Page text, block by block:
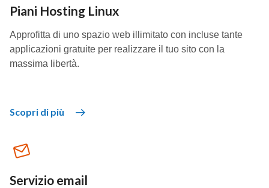
Piani Hosting Linux
Approfitta di uno spazio web illimitato con incluse tante
applicazioni gratuite per realizzare il tuo sito con la
massima libertà.
Scopri di più
Servizio email